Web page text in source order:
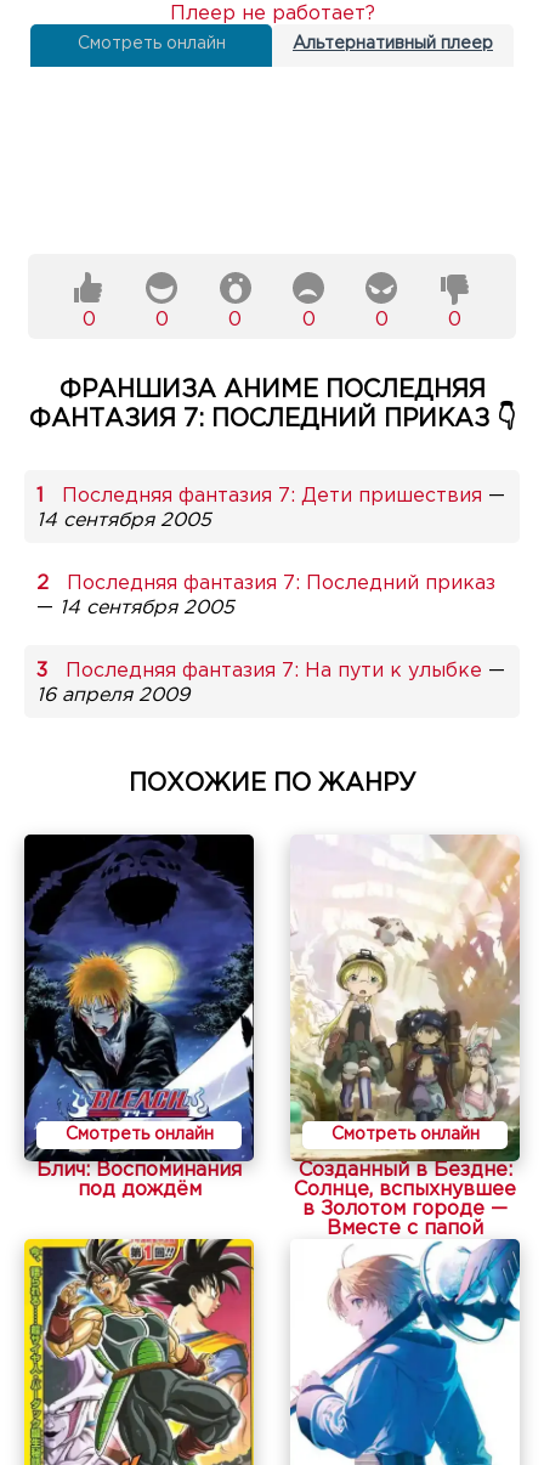
Смотреть онлайн Альтернативный плеер
Плеер не работает?
0 0 0 0 0 0
ФРАНШИЗА АНИМЕ ПОСЛЕДНЯЯ
ФАНТАЗИЯ 7: ПОСЛЕДНИЙ ПРИКАЗ 👇
Последняя фантазия 7: Дети пришествия —
14 сентября 2005
Последняя фантазия 7: Последний приказ
— 14 сентября 2005
Последняя фантазия 7: На пути к улыбке —
16 апреля 2009
ПОХОЖИЕ ПО ЖАНРУ
Смотреть онлайн
Блич: Воспоминания
под дождём
Смотреть онлайн
Созданный в Бездне:
Солнце, вспыхнувшее
в Золотом городе —
Вместе с папой